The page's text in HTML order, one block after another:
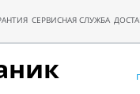
СЕРВИСНАЯ СЛУЖБА